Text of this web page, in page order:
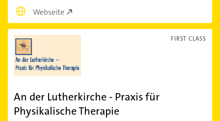
Webseite
FIRST CLASS
An der Lutherkirche - Praxis für
Physikalische Therapie